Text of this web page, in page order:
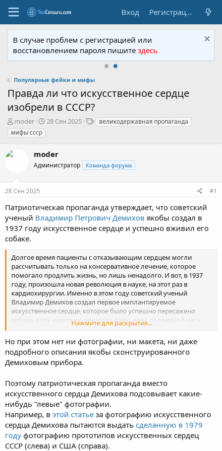
Вход Регистрация
В случае проблем с регистрацией или
восстановлением пароля пишите здесь
Популярные фейки и мифы
Правда ли что искусственное сердце
изобрели в СССР?
А
в
т
ы
moder
Д
н
а
а
28 Сен 2025
Твеликодержавная пропаганда
мифы ссср
moder
Администратор Команда форума
28 Сен 2025 #1
Патриотическая пропаганда утверждает, что советский
ученый Владимир Петрович Демихов якобы создал в
1937 году искусственное сердце и успешно вживил его
собаке.
Долгое время пациенты с отказывающим сердцем могли
рассчитывать только на консервативное лечение, которое
помогало продлить жизнь, но лишь ненадолго. И вот, в 1937
году, произошла новая революция в науке, на этот раз в
кардиохирургии. Именно в этом году советский ученый
Владимир Демихов создал первое имплантируемое
искусственное сердце, которое было успешно пересажено
собаке. Хотя животное прожило всего два с половиной часа,
это стало грандиозной сенсацией, дало толчок в науке и
воодушевило ученых по всему миру.
Источник: https://brodude.ru/velichajshie-izobreteniya-sozdannye-
v-sssr/
Нажмите для раскрытия...
Но при этом нет ни фотографии, ни макета, ни даже
подробного описания якобы сконструированного
Демиховым прибора.
Поэтому патриотическая пропаганда вместо
искусственного сердца Демихова подсовывает какие-
нибудь "левые" фотографии.
Например, в этой статье за фотографию искусственного
сердца Демихова пытаются выдать сделанную в 1979
году фотографию прототипов искусственных сердец
СССР (слева) и США (справа).